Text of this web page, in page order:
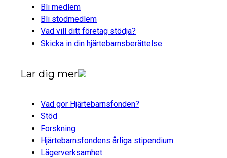
Bli medlem
Bli stödmedlem
Vad vill ditt företag stödja?
Skicka in din hjärtebarnsberättelse
Lär dig mer
Vad gör Hjärtebarnsfonden?
Stöd
Forskning
Hjärtebarnsfondens årliga stipendium
Lägerverksamhet